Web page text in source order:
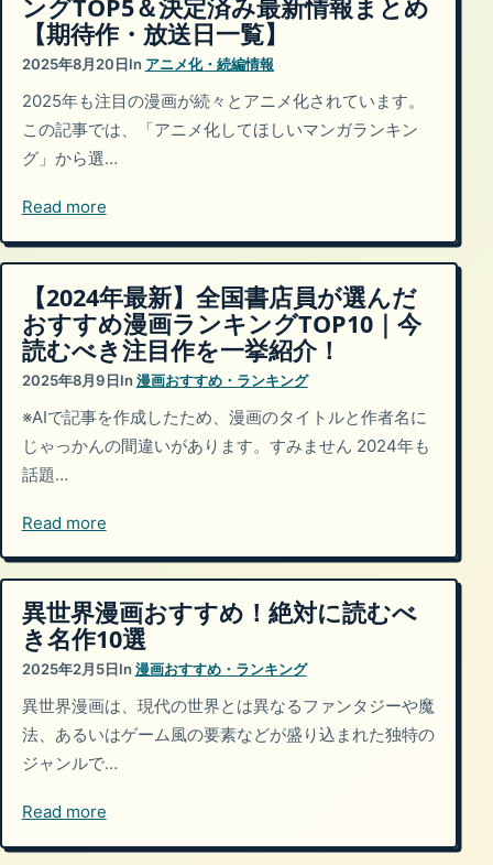
ングTOP5＆決定済み最新情報まとめ
【期待作・放送日一覧】
2025年8月20日In アニメ化・続編情報
2025年も注目の漫画が続々とアニメ化されています。
この記事では、「アニメ化してほしいマンガランキン
グ」から選…
Read more
【2024年最新】全国書店員が選んだ
おすすめ漫画ランキングTOP10｜今
読むべき注目作を一挙紹介！
2025年8月9日In 漫画おすすめ・ランキング
※AIで記事を作成したため、漫画のタイトルと作者名に
じゃっかんの間違いがあります。すみません 2024年も
話題…
Read more
異世界漫画おすすめ！絶対に読むべ
き名作10選
2025年2月5日In 漫画おすすめ・ランキング
異世界漫画は、現代の世界とは異なるファンタジーや魔
法、あるいはゲーム風の要素などが盛り込まれた独特の
ジャンルで…
Read more